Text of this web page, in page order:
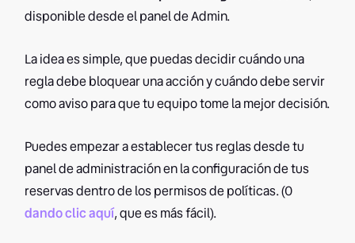
disponible desde el panel de Admin.
La idea es simple, que puedas decidir cuándo una
regla debe bloquear una acción y cuándo debe servir
como aviso para que tu equipo tome la mejor decisión.
Puedes empezar a establecer tus reglas desde tu
panel de administración en la configuración de tus
reservas dentro de los permisos de políticas. (O
dando clic aquí, que es más fácil).